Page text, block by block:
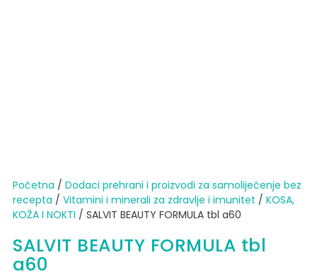
Početna / Dodaci prehrani i proizvodi za samoliječenje bez
recepta / Vitamini i minerali za zdravlje i imunitet / KOSA,
KOŽA I NOKTI / SALVIT BEAUTY FORMULA tbl a60
SALVIT BEAUTY FORMULA tbl
a60